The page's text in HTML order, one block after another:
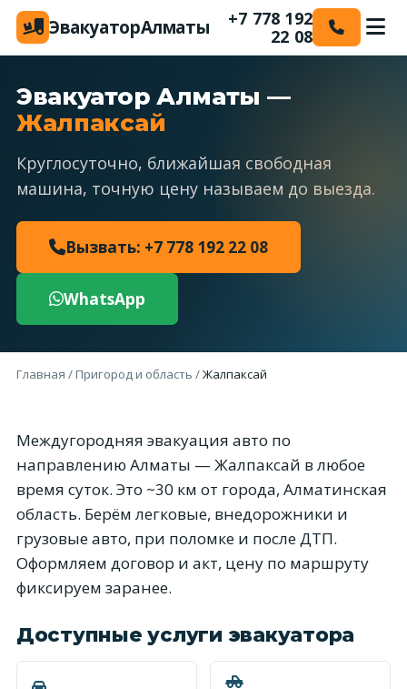
ЭвакуаторАлматы
+7 778 192
22 08
Эвакуатор Алматы —
Жалпаксай
Круглосуточно, ближайшая свободная
машина, точную цену называем до выезда.
Вызвать: +7 778 192 22 08
WhatsApp
Главная /Пригород и область /Жалпаксай
Междугородняя эвакуация авто по
направлению Алматы — Жалпаксай в любое
время суток. Это ~30 км от города, Алматинская
область. Берём легковые, внедорожники и
грузовые авто, при поломке и после ДТП.
Оформляем договор и акт, цену по маршруту
фиксируем заранее.
Доступные услуги эвакуатора